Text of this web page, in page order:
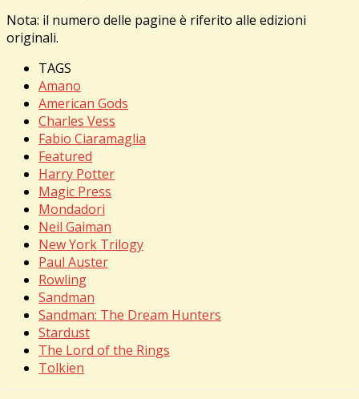
Nota: il numero delle pagine è riferito alle edizioni
originali.
TAGS
Amano
American Gods
Charles Vess
Fabio Ciaramaglia
Featured
Harry Potter
Magic Press
Mondadori
Neil Gaiman
New York Trilogy
Paul Auster
Rowling
Sandman
Sandman: The Dream Hunters
Stardust
The Lord of the Rings
Tolkien